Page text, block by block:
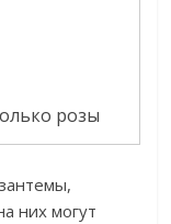
розы
них могут